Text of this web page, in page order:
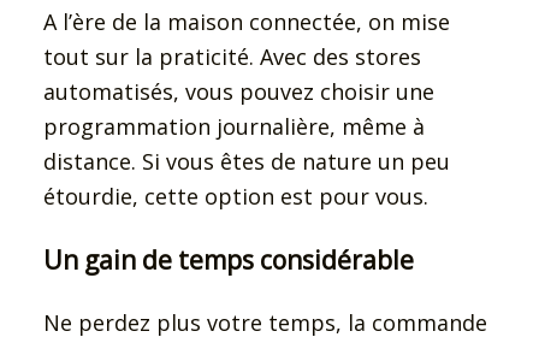
A l’ère de la maison connectée, on mise
tout sur la praticité. Avec des stores
automatisés, vous pouvez choisir une
programmation journalière, même à
distance. Si vous êtes de nature un peu
étourdie, cette option est pour vous.
Un gain de temps considérable
Ne perdez plus votre temps, la commande